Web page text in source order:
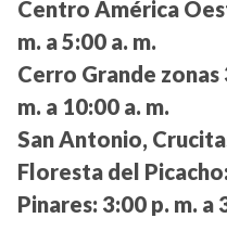
Centro América
m. a 5:00 a. m.
Cerro Grande zonas
m. a 10:00 a. m.
San Antonio,
Floresta del Picacho:
Pinares: 3:00 p. m. a